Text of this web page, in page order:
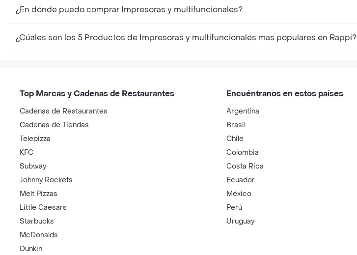
¿En dónde puedo comprar Impresoras y multifuncionales?
¿Cúales son los 5 Productos de Impresoras y multifuncionales mas populares en Rappi?
Top Marcas y Cadenas de Restaurantes
Cadenas de Restaurantes
Cadenas de Tiendas
Telepizza
KFC
Subway
Johnny Rockets
Melt Pizzas
Little Caesars
Starbucks
McDonalds
Dunkin
Encuéntranos en estos países
Argentina
Brasil
Chile
Colombia
Costa Rica
Ecuador
México
Perú
Uruguay